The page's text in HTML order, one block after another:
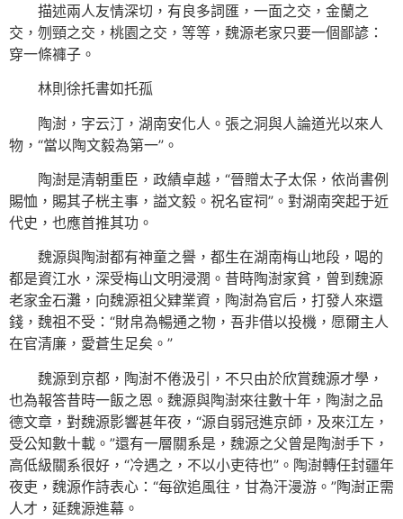
描述兩人友情深切，有良多詞匯，一面之交，金蘭之
交，刎頸之交，桃園之交，等等，魏源老家只要一個鄙諺：
穿一條褲子。
林則徐托書如托孤
陶澍，字云汀，湖南安化人。張之洞與人論道光以來人
物，“當以陶文毅為第一”。
陶澍是清朝重臣，政績卓越，“晉贈太子太保，依尚書例
賜恤，賜其子桄主事，謚文毅。祝名宦祠”。對湖南突起于近
代史，也應首推其功。
魏源與陶澍都有神童之譽，都生在湖南梅山地段，喝的
都是資江水，深受梅山文明浸潤。昔時陶澍家貧，曾到魏源
老家金石灘，向魏源祖父肄業資，陶澍為官后，打發人來還
錢，魏祖不受：“財帛為暢通之物，吾非借以投機，愿爾主人
在官清廉，愛蒼生足矣。”
魏源到京都，陶澍不倦汲引，不只由於欣賞魏源才學，
也為報答昔時一飯之恩。魏源與陶澍來往數十年，陶澍之品
德文章，對魏源影響甚年夜，“源自弱冠進京師，及來江左，
受公知數十載。”還有一層關系是，魏源之父曾是陶澍手下，
高低級關系很好，“冷遇之，不以小吏待也”。陶澍轉任封疆年
夜吏，魏源作詩表心：“每欲追風往，甘為汗漫游。”陶澍正需
人才，延魏源進幕。